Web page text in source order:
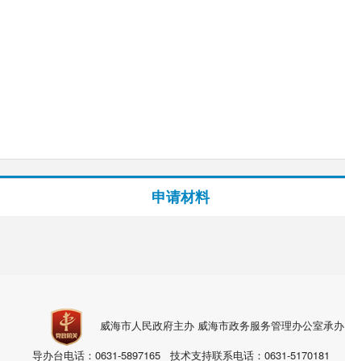
申请材料
威海市人民政府主办 威海市政务服务管理办公室承办
导办台电话：0631-5897165 技术支持联系电话：0631-5170181